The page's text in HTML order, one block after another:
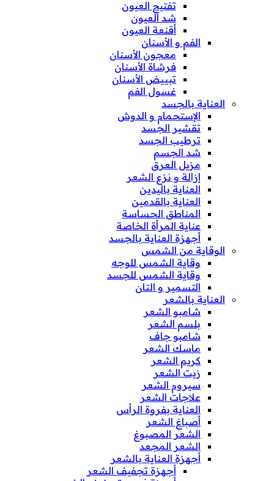
تفتيح العيون
شد العيون
أقنعة العيون
الفم و الأسنان
معجون الأسنان
فرشاة الأسنان
تبييض الأسنان
غسول الفم
العناية بالجسد
الإستحمام و الدوش
تقشير الجسد
ترطيب الجسد
شد الجسم
مزيل العرق
إزالة و نزع الشعر
العناية باليدين
العناية بالقدمين
المناطق الحساسة
عناية المرأة الخاصة
أجهزة العناية بالجسد
الوقاية من الشمس
وقاية الشمس للوجه
وقاية الشمس للجسد
التسمير و التان
العناية بالشعر
شامبو الشعر
بلسم الشعر
شامبو جاف
ماسك الشعر
كريم الشعر
زيت الشعر
سيروم الشعر
علاجات الشعر
العناية بفروة الرأس
أصباغ الشعر
الشعر المصبوغ
الشعر المجعد
أجهزة العناية بالشعر
أجهزة تجفيف الشعر